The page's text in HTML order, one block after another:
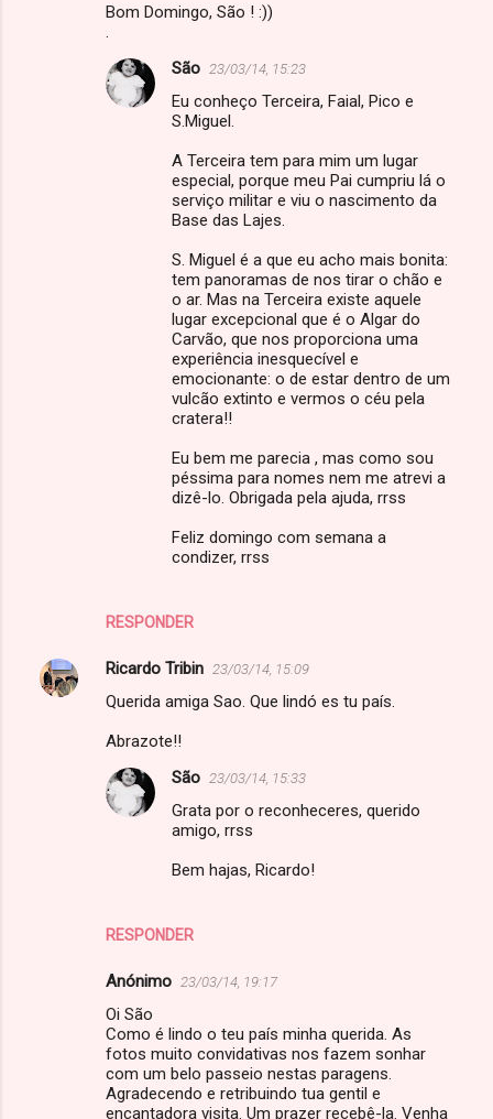
Bom Domingo, São ! :))
.
RESPONDER
São 23/03/14, 15:23
Eu conheço Terceira, Faial, Pico e
S.Miguel.
A Terceira tem para mim um lugar
especial, porque meu Pai cumpriu lá o
serviço militar e viu o nascimento da
Base das Lajes.
S. Miguel é a que eu acho mais bonita:
tem panoramas de nos tirar o chão e
o ar. Mas na Terceira existe aquele
lugar excepcional que é o Algar do
Carvão, que nos proporciona uma
experiência inesquecível e
emocionante: o de estar dentro de um
vulcão extinto e vermos o céu pela
cratera!!
Eu bem me parecia , mas como sou
péssima para nomes nem me atrevi a
dizê-lo. Obrigada pela ajuda, rrss
Feliz domingo com semana a
condizer, rrss
Ricardo Tribin 23/03/14, 15:09
Querida amiga Sao. Que lindó es tu país.
Abrazote!!
RESPONDER
São 23/03/14, 15:33
Grata por o reconheceres, querido
amigo, rrss
Bem hajas, Ricardo!
Anónimo 23/03/14, 19:17
Oi São
Como é lindo o teu país minha querida. As
fotos muito convidativas nos fazem sonhar
com um belo passeio nestas paragens.
Agradecendo e retribuindo tua gentil e
encantadora visita. Um prazer recebê-la. Venha